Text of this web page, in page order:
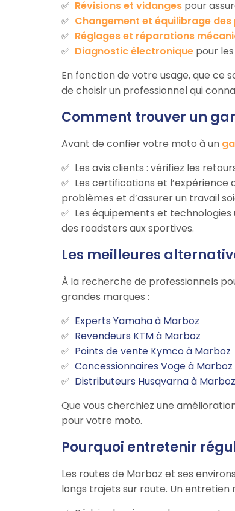
Révisions et vidanges pour
Changement et équilibrage des
Réglages et réparations
Diagnostic électronique pour
En fonction de votre usage, que ce
de choisir un professionnel qui
Comment trouver un
Avant de confier votre moto à un
Les avis clients : vérifiez les
Les certifications et
problèmes et d’assurer un travail
Les équipements et
des roadsters aux sportives.
Les meilleures
À la recherche de professionnels
grandes marques :
Experts Yamaha à Marboz
Revendeurs KTM à Marboz
Points de vente Kymco à Marboz
Concessionnaires Voge à Marboz
Distributeurs Husqvarna à Marboz
Que vous cherchiez une
pour votre moto.
Pourquoi entretenir
Les routes de Marboz et ses
longs trajets sur route. Un entretien